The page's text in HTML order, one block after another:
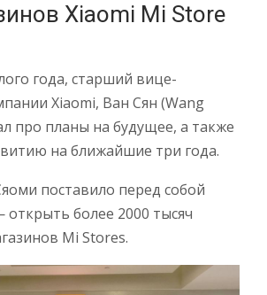
Xiaomi Mi Store
года, старший вице-
Xiaomi, Ван Сян (Wang
про планы на будущее, а также
на ближайшие три года.
поставило перед собой
более 2000 тысяч
Mi Stores.